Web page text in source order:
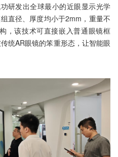
研发出全球最小的近眼显示光学
直径、厚度均小于2mm，重量不
，该技术可直接嵌入普通眼镜框
统AR眼镜的笨重形态，让智能眼